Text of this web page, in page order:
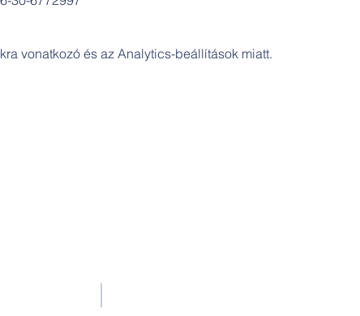
vonatkozó és az Analytics-beállítások miatt.